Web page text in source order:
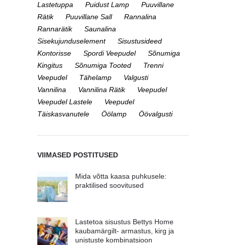
Lastetuppa
Puidust Lamp
Puuvillane
Rätik
Puuvillane Sall
Rannalina
Rannarätik
Saunalina
Sisekujunduselement
Sisustusideed
Kontorisse
Spordi Veepudel
Sõnumiga
Kingitus
Sõnumiga Tooted
Trenni
Veepudel
Tähelamp
Valgusti
Vannilina
Vannilina Rätik
Veepudel
Veepudel Lastele
Veepudel
Täiskasvanutele
Öölamp Öövalgusti
VIIMASED POSTITUSED
Mida võtta kaasa puhkusele:
praktilised soovitused
Lastetoa sisustus Bettys Home
kaubamärgilt- armastus, kirg ja
unistuste kombinatsioon